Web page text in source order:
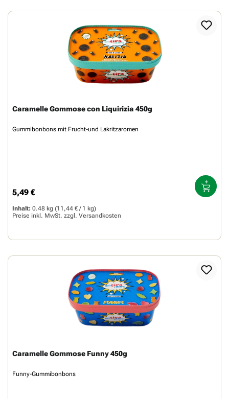
Caramelle Gommose con Liquirizia 450g
Gummibonbons mit Frucht-und Lakritzaromen
Regulärer Preis:
5,49 €
Inhalt: 0.48 kg (11,44 € / 1 kg)
Preise inkl. MwSt. zzgl. Versandkosten
Caramelle Gommose Funny 450g
Funny-Gummibonbons